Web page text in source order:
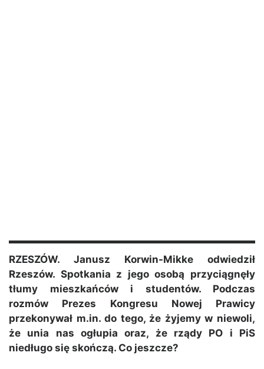
RZESZÓW. Janusz Korwin-Mikke odwiedził
Rzeszów. Spotkania z jego osobą przyciągnęły
tłumy mieszkańców i studentów. Podczas
rozmów Prezes Kongresu Nowej Prawicy
przekonywał m.in. do tego, że żyjemy w niewoli,
że unia nas ogłupia oraz, że rządy PO i PiS
niedługo się skończą. Co jeszcze?